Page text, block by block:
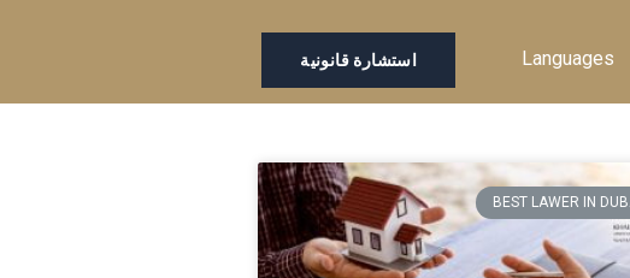
Languages استشارة قانونية
BEST LAWER IN